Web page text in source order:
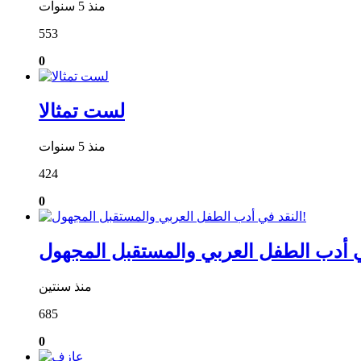
منذ 5 سنوات
553
0
لست تمثالا
منذ 5 سنوات
424
0
منذ سنتين
685
0